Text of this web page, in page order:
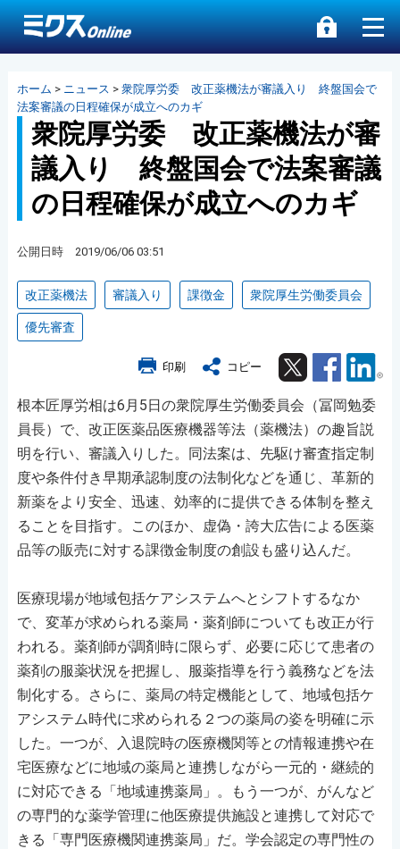
ホーム > ニュース > 衆院厚労委 改正薬機法が審議入り 終盤国会で
法案審議の日程確保が成立へのカギ
衆院厚労委 改正薬機法が審
議入り 終盤国会で法案審議
の日程確保が成立へのカギ
公開日時 2019/06/06 03:51
改正薬機法 審議入り 課徴金 衆院厚生労働委員会
優先審査
印刷 コピー Twitter Facebook
根本匠厚労相は6月5日の衆院厚生労働委員会（冨岡勉委
員長）で、改正医薬品医療機器等法（薬機法）の趣旨説
明を行い、審議入りした。同法案は、先駆け審査指定制
度や条件付き早期承認制度の法制化などを通じ、革新的
新薬をより安全、迅速、効率的に提供できる体制を整え
ることを目指す。このほか、虚偽・誇大広告による医薬
品等の販売に対する課徴金制度の創設も盛り込んだ。
医療現場が地域包括ケアシステムへとシフトするなか
で、変革が求められる薬局・薬剤師についても改正が行
われる。薬剤師が調剤時に限らず、必要に応じて患者の
薬剤の服薬状況を把握し、服薬指導を行う義務などを法
制化する。さらに、薬局の特定機能として、地域包括ケ
アシステム時代に求められる２つの薬局の姿を明確に示
した。一つが、入退院時の医療機関等との情報連携や在
宅医療などに地域の薬局と連携しながら一元的・継続的
に対応できる「地域連携薬局」。もう一つが、がんなど
の専門的な薬学管理に他医療提供施設と連携して対応で
きる「専門医療機関連携薬局」だ。学会認定の専門性の